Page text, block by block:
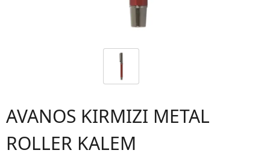
AVANOS KIRMIZI METAL
ROLLER KALEM